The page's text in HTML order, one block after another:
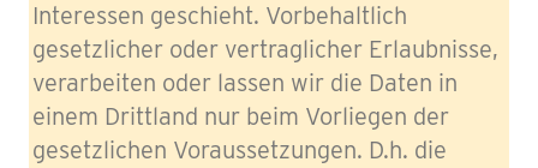
Interessen geschieht. Vorbehaltlich
gesetzlicher oder vertraglicher Erlaubnisse,
verarbeiten oder lassen wir die Daten in
einem Drittland nur beim Vorliegen der
gesetzlichen Voraussetzungen. D.h. die